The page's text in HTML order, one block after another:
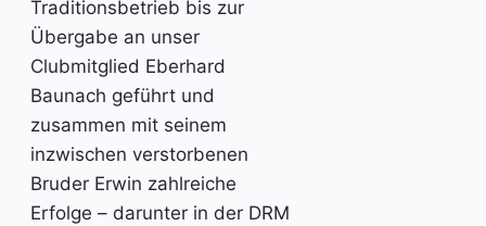
Traditionsbetrieb bis zur
Übergabe an unser
Clubmitglied Eberhard
Baunach geführt und
zusammen mit seinem
inzwischen verstorbenen
Bruder Erwin zahlreiche
Erfolge – darunter in der DRM